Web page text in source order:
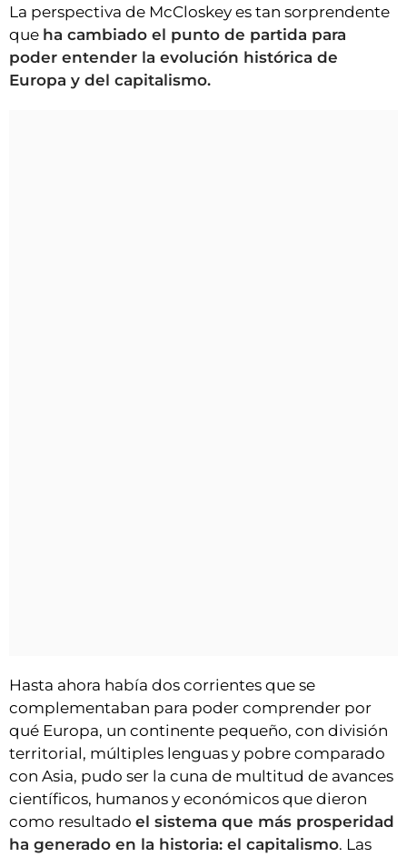
La perspectiva de McCloskey es tan sorprendente
que ha cambiado el punto de partida para
poder entender la evolución histórica de
Europa y del capitalismo.
Hasta ahora había dos corrientes que se
complementaban para poder comprender por
qué Europa, un continente pequeño, con división
territorial, múltiples lenguas y pobre comparado
con Asia, pudo ser la cuna de multitud de avances
científicos, humanos y económicos que dieron
como resultado el sistema que más prosperidad
ha generado en la historia: el capitalismo. Las